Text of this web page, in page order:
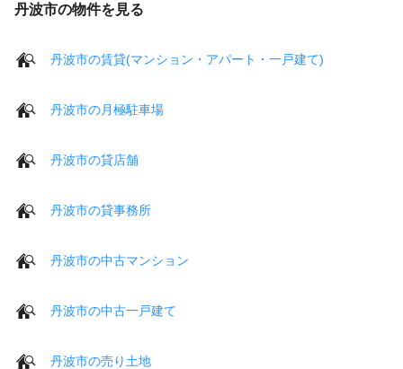
丹波市の物件を見る
丹波市の賃貸(マンション・アパート・一戸建て)
丹波市の月極駐車場
丹波市の貸店舗
丹波市の貸事務所
丹波市の中古マンション
丹波市の中古一戸建て
丹波市の売り土地